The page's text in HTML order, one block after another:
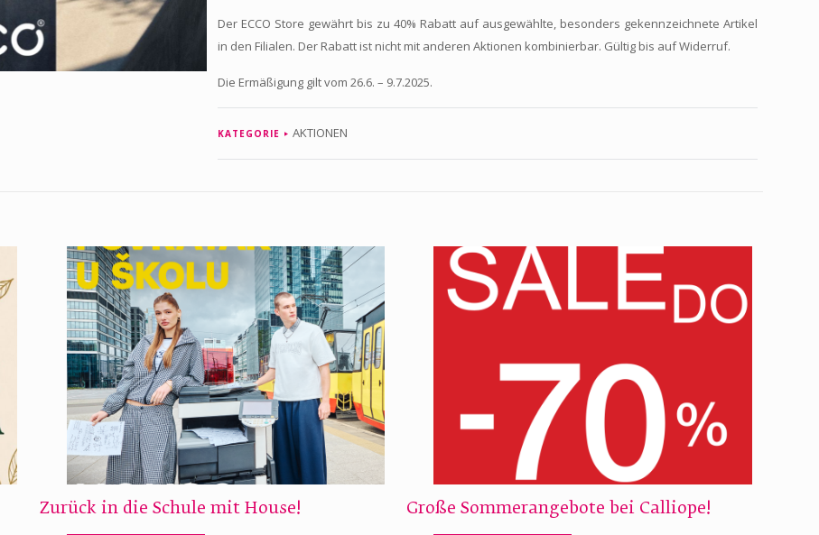
Der ECCO Store gewährt bis zu 40% Rabatt auf ausgewählte, besonders gekennzeichnete Artikel
in den Filialen. Der Rabatt ist nicht mit anderen Aktionen kombinierbar. Gültig bis auf Widerruf.
Die Ermäßigung gilt vom 26.6. – 9.7.2025.
KATEGORIE AKTIONEN
Zurück in die Schule mit House! Große Sommerangebote bei Calliope!